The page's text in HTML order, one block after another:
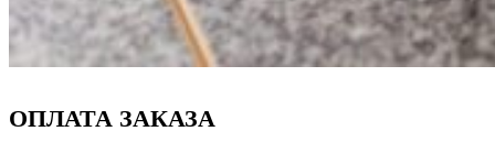
ОПЛАТА ЗАКАЗА